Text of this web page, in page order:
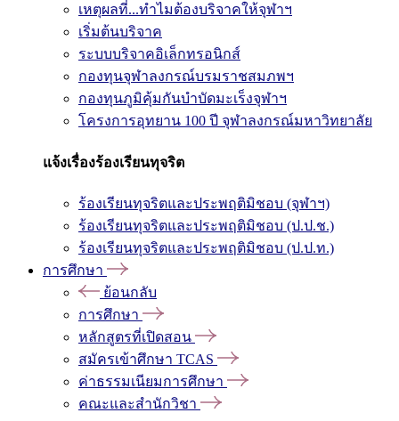
เหตุผลที่...ทำไมต้องบริจาคให้จุฬาฯ
เริ่มต้นบริจาค
ระบบบริจาคอิเล็กทรอนิกส์
กองทุนจุฬาลงกรณ์บรมราชสมภพฯ
กองทุนภูมิคุ้มกันบำบัดมะเร็งจุฬาฯ
โครงการอุทยาน 100 ปี จุฬาลงกรณ์มหาวิทยาลัย
แจ้งเรื่องร้องเรียนทุจริต
ร้องเรียนทุจริตและประพฤติมิชอบ (จุฬาฯ)
ร้องเรียนทุจริตและประพฤติมิชอบ (ป.ป.ช.)
ร้องเรียนทุจริตและประพฤติมิชอบ (ป.ป.ท.)
การศึกษา
ย้อนกลับ
การศึกษา
หลักสูตรที่เปิดสอน
สมัครเข้าศึกษา TCAS
ค่าธรรมเนียมการศึกษา
คณะและสำนักวิชา